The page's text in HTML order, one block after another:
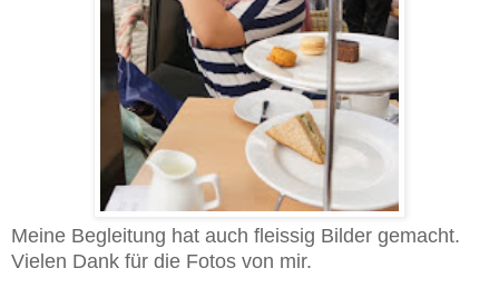
Meine Begleitung hat auch fleissig Bilder gemacht.
Vielen Dank für die Fotos von mir.